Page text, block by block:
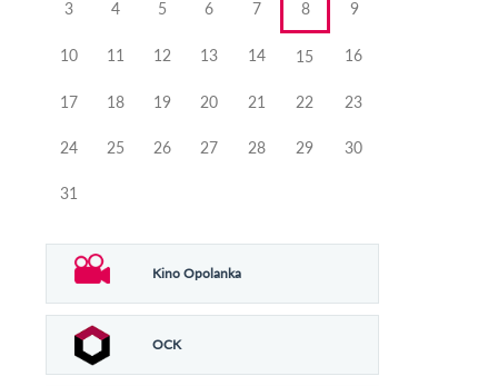
3 4 5 6 7 8 9
10 11 12 13 14 15 16
17 18 19 20 21 22 23
24 25 26 27 28 29 30
31
Kino Opolanka
OCK